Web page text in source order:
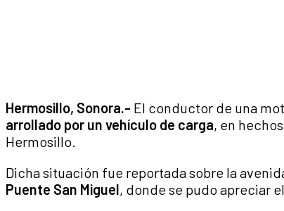
Hermosillo, Sonora.- El conductor de una
arrollado por un vehículo de carga, en
Hermosillo.
Dicha situación fue reportada sobre la
Puente San Miguel, donde se pudo apreciar